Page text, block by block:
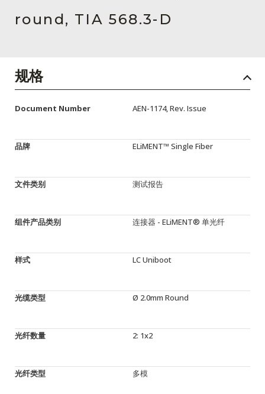
合作伙伴
新闻稿
round, TIA 568.3-D
规格
Document Number AEN-1174, Rev. Issue
品牌 ELiMENT™ Single Fiber
文件类别 测试报告
组件产品类别 连接器 - ELiMENT® 单光纤
样式 LC Uniboot
光缆类型 Ø 2.0mm Round
光纤数量 2: 1x2
光纤类型 多模